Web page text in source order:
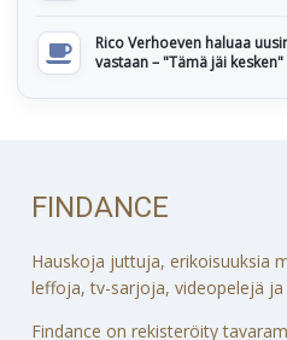
Rico Verhoeven haluaa
vastaan – "Tämä jäi kesken"
FINDANCE
Hauskoja juttuja, erikoisuuksia
leffoja, tv-sarjoja, videopelejä ja
Findance on rekisteröity